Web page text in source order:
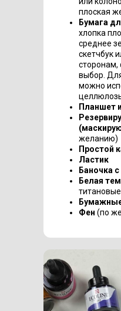
плоская
Бумага
хлопка
среднее
скетчбук
выбор.
можно
Планшет
желанию)
Простой
Ластик
Баночка
Белая
Фен (по